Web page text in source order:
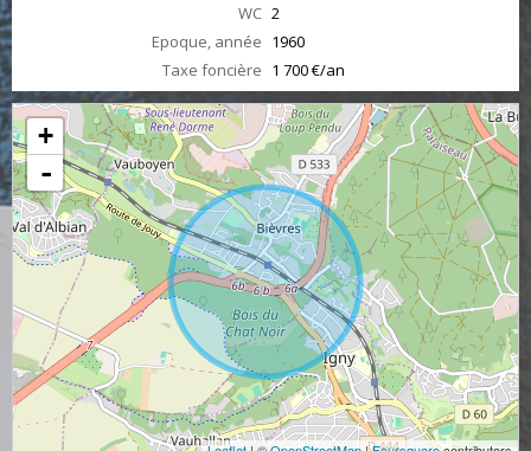
WC 2
Epoque, année 1960
Taxe foncière 1 700 €/an
+
-